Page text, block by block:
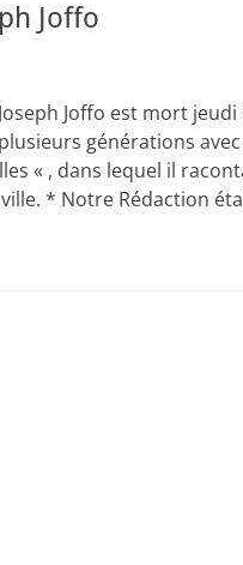
Joffo
Joffo est mort jeudi
générations
« , dans lequel il
* Notre Rédaction